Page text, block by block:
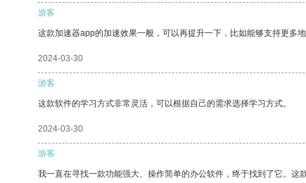
游客
这款加速器app的加速效果一般，可以再提升一下，比如能够支持更多地
2024-03-30
游客
这款软件的学习方式非常灵活，可以根据自己的需求选择学习方式。
2024-03-30
游客
我一直在寻找一款功能强大、操作简单的办公软件，终于找到了它。这